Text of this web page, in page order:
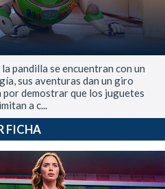
pandilla se encuentran con un
sus aventuras dan un giro
demostrar que los juguetes
a c...
FICHA